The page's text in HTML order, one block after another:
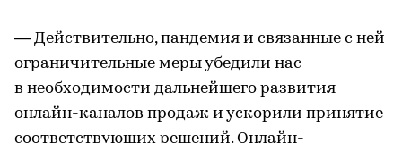
— Действительно, пандемия и связанные с ней
ограничительные меры убедили нас
в необходимости дальнейшего развития
онлайн-каналов продаж и ускорили принятие
соответствующих решений. Онлайн-